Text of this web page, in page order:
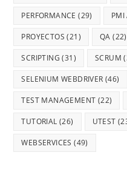
PERFORMANCE (29) PMI
PROYECTOS (21) QA (22)
SCRIPTING (31) SCRUM
SELENIUM WEBDRIVER (46)
TEST MANAGEMENT (22)
TUTORIAL (26) UTEST
WEBSERVICES (49)